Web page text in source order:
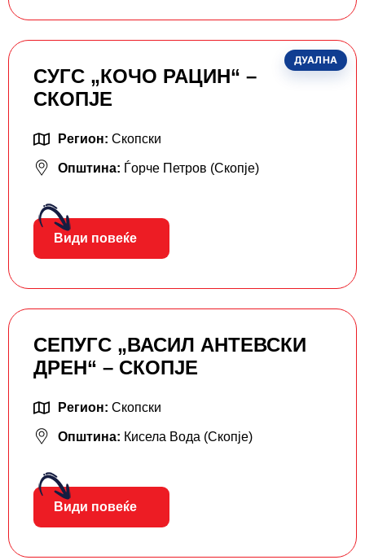
ДУАЛНА
СУГС „КОЧО РАЦИН“ –
СКОПЈЕ
Регион: Скопски
Општина: Ѓорче Петров (Скопје)
Види повеќе
СЕПУГС „ВАСИЛ АНТЕВСКИ
ДРЕН“ – СКОПЈЕ
Регион: Скопски
Општина: Кисела Вода (Скопје)
Види повеќе